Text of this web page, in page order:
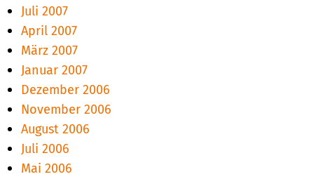
Juli 2007
April 2007
März 2007
Januar 2007
Dezember 2006
November 2006
August 2006
Juli 2006
Mai 2006